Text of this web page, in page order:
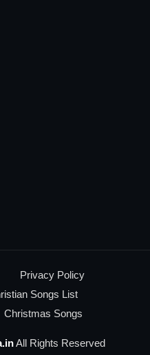
Privacy Policy
Songs List
Christmas Songs
All Rights Reserved